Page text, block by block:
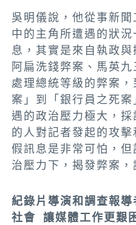
吳明儀說，他從事新
中的主角所遭遇的狀
息，其實是來自執政
阿扁洗錢弊案、馬英
處理總統等級的弊案
案」到「銀行員之死
遇的政治壓力極大，
的人對記者發起的攻
假訊息是非常可怕，
治壓力下，揭發弊案，
紀錄片導演和調查報
社會 讓媒體工作更艱